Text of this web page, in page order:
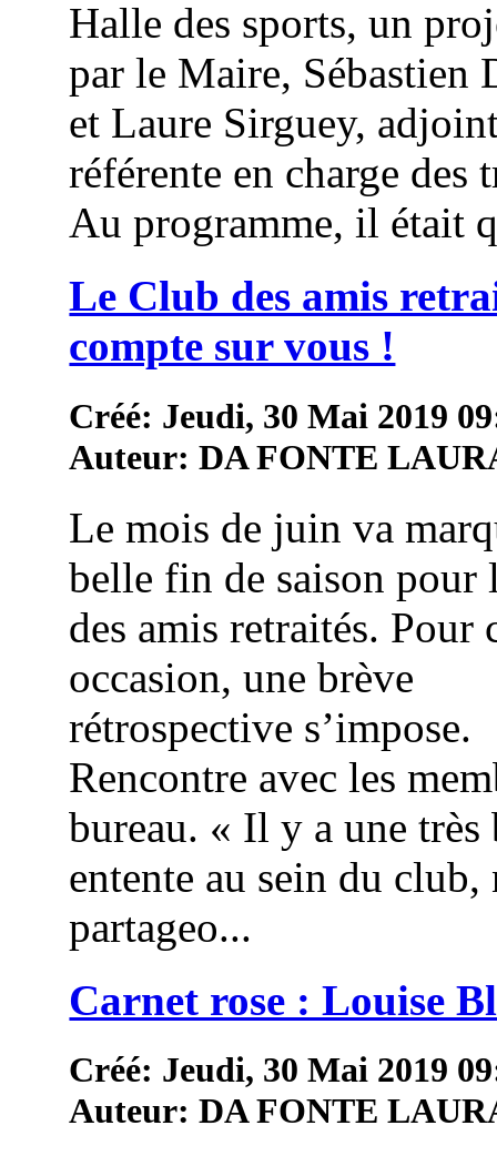
Halle des sports, un
par le Maire, Sébastien
et Laure Sirguey,
référente en charge des
Au programme, il était
Le Club des amis
compte sur vous !
Créé: Jeudi, 30 Mai 2019
Auteur: DA FONTE
Le mois de juin va
belle fin de saison pour
des amis retraités. Pour
occasion, une brève
rétrospective s’impose.
Rencontre avec les
bureau. « Il y a une très
entente au sein du club,
partageo...
Carnet rose : Louise
Créé: Jeudi, 30 Mai 2019
Auteur: DA FONTE